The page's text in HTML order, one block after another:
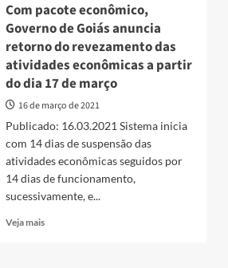
Com pacote econômico,
Governo de Goiás anuncia
retorno do revezamento das
atividades econômicas a partir
do dia 17 de março
16 de março de 2021
Publicado: 16.03.2021 Sistema inicia
com 14 dias de suspensão das
atividades econômicas seguidos por
14 dias de funcionamento,
sucessivamente, e...
Veja maisRead